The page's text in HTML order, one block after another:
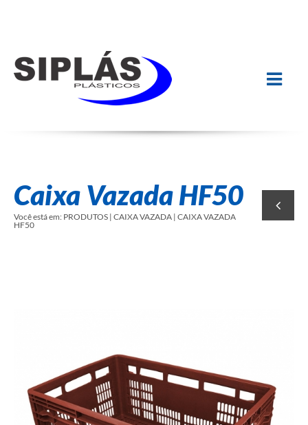
Caixa Vazada HF50
Você está em: PRODUTOS | CAIXA VAZADA | CAIXA VAZADA
HF50